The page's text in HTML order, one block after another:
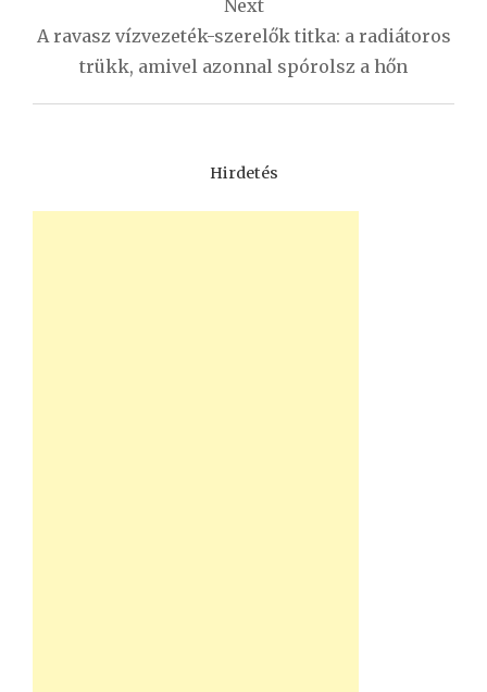
Next
A ravasz vízvezeték-szerelők titka: a radiátoros
trükk, amivel azonnal spórolsz a hőn
Hirdetés